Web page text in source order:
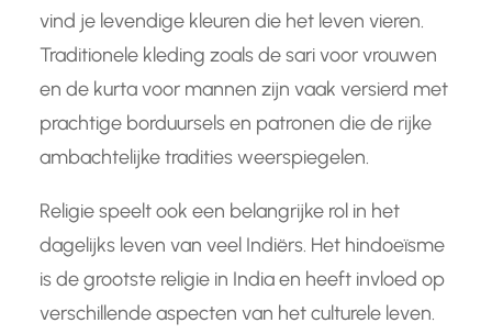
vind je levendige kleuren die het leven vieren.
Traditionele kleding zoals de sari voor vrouwen
en de kurta voor mannen zijn vaak versierd met
prachtige borduursels en patronen die de rijke
ambachtelijke tradities weerspiegelen.
Religie speelt ook een belangrijke rol in het
dagelijks leven van veel Indiërs. Het hindoeïsme
is de grootste religie in India en heeft invloed op
verschillende aspecten van het culturele leven.